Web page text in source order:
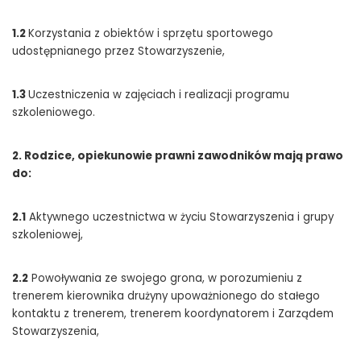
1.2Korzystania z obiektów i sprzętu sportowego
udostępnianego przez Stowarzyszenie,
1.3Uczestniczenia w zajęciach i realizacji programu
szkoleniowego.
2. Rodzice, opiekunowie prawni zawodników mają prawo
do:
2.1 Aktywnego uczestnictwa w życiu Stowarzyszenia i grupy
szkoleniowej,
2.2 Powoływania ze swojego grona, w porozumieniu z
trenerem kierownika drużyny upoważnionego do stałego
kontaktu z trenerem, trenerem koordynatorem i Zarządem
Stowarzyszenia,